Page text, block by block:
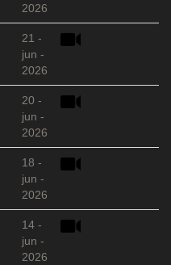
2026
21 -
jun -
2026
20 -
jun -
2026
18 -
jun -
2026
14 -
jun -
2026